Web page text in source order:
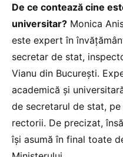
De ce contează cine
universitar? Monica
este expert în
secretar de stat,
Vianu din București.
academică și
de secretarul de stat, pe
rectorii. De precizat,
își asumă în final toate